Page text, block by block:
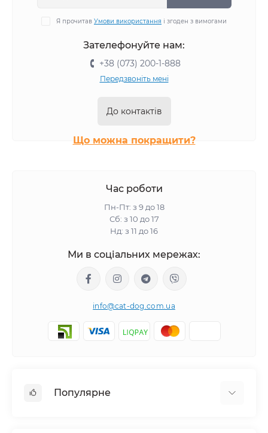
Я прочитав Умови використання і згоден з вимогами
Зателефонуйте нам:
+38 (073) 200-1-888
Передзвоніть мені
До контактів
Що можна покращити?
Час роботи
Пн-Пт: з 9 до 18
Сб: з 10 до 17
Нд: з 11 до 16
Ми в соціальних мережах:
info@cat-dog.com.ua
Популярне